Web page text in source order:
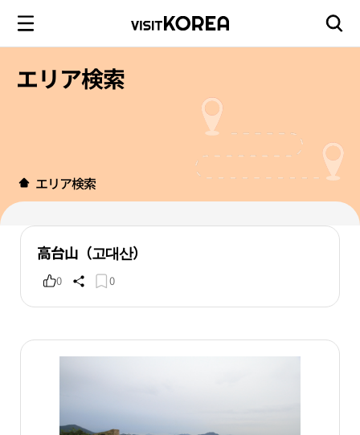
エリア検索
エリア検索
高台山（고대산）
0 0